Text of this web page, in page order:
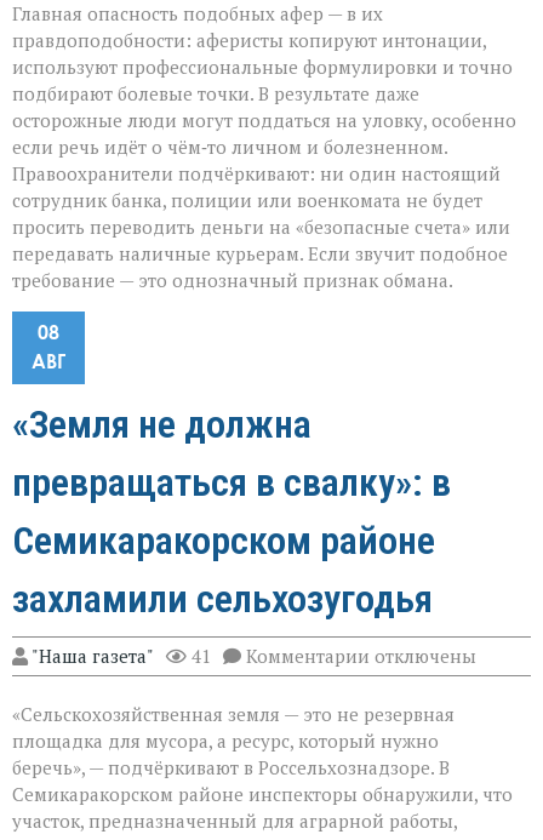
Главная опасность подобных афер — в их
правдоподобности: аферисты копируют интонации,
используют профессиональные формулировки и точно
подбирают болевые точки. В результате даже
осторожные люди могут поддаться на уловку, особенно
если речь идёт о чём‑то личном и болезненном.
Правоохранители подчёркивают: ни один настоящий
сотрудник банка, полиции или военкомата не будет
просить переводить деньги на «безопасные счета» или
передавать наличные курьерам. Если звучит подобное
требование — это однозначный признак обмана.
08
АВГ
«Земля не должна
превращаться в свалку»: в
Семикаракорском районе
захламили сельхозугодья
"Наша газета" 41 Комментарии к
записи
не
должна
превращаться
в
свалку»:
в
отключены
«Сельскохозяйственная земля — это не резервная
площадка для мусора, а ресурс, который нужно
беречь», — подчёркивают в Россельхознадзоре. В
Семикаракорском районе инспекторы обнаружили, что
участок, предназначенный для аграрной работы,